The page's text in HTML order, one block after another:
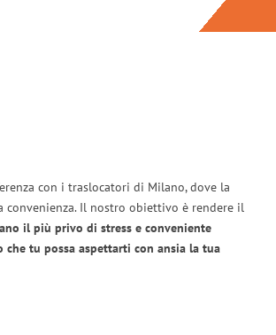
con i traslocatori di Milano, dove la
convenienza. Il nostro obiettivo è rendere il
il più privo di stress e conveniente
che tu possa aspettarti con ansia la tua